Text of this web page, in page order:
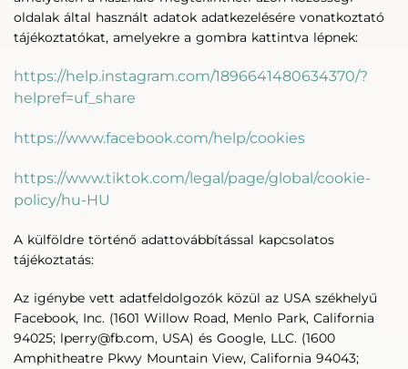
oldalak által használt adatok adatkezelésére vonatkoztató
tájékoztatókat, amelyekre a gombra kattintva lépnek:
https://help.instagram.com/1896641480634370/?
helpref=uf_share
https://www.facebook.com/help/cookies
https://www.tiktok.com/legal/page/global/cookie-
policy/hu-HU
A külföldre történő adattovábbítással kapcsolatos
tájékoztatás:
Az igénybe vett adatfeldolgozók közül az USA székhelyű
Facebook, Inc. (1601 Willow Road, Menlo Park, California
94025; lperry@fb.com, USA) és Google, LLC. (1600
Amphitheatre Pkwy Mountain View, California 94043;